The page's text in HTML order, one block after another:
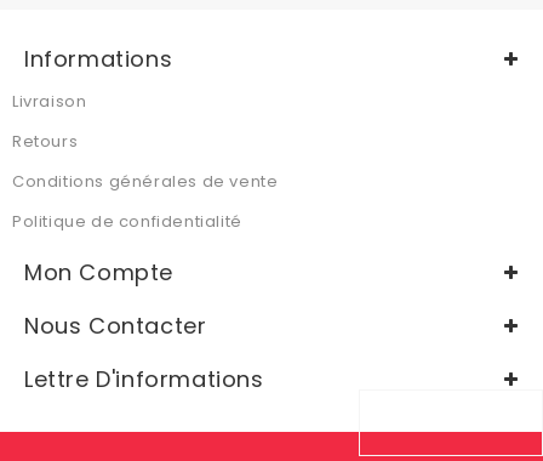
Informations
Livraison
Retours
Conditions générales de vente
Politique de confidentialité
Mon Compte
Nous Contacter
Lettre D'informations